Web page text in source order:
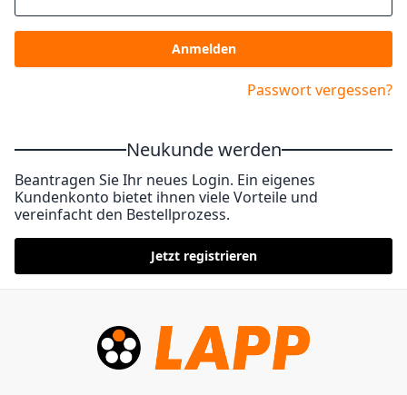
Anmelden
Passwort vergessen?
Neukunde werden
Beantragen Sie Ihr neues Login. Ein eigenes
Kundenkonto bietet ihnen viele Vorteile und
vereinfacht den Bestellprozess.
Jetzt registrieren